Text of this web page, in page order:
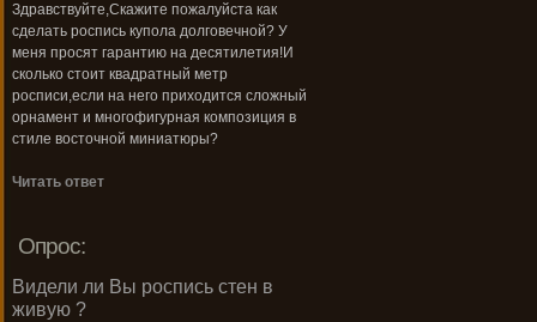
Здравствуйте,Скажите пожалуйста как
сделать роспись купола долговечной? У
меня просят гарантию на десятилетия!И
сколько стоит квадратный метр
росписи,если на него приходится сложный
орнамент и многофигурная композиция в
стиле восточной миниатюры?
Читать ответ
Опрос:
Видели ли Вы роспись стен в
живую ?